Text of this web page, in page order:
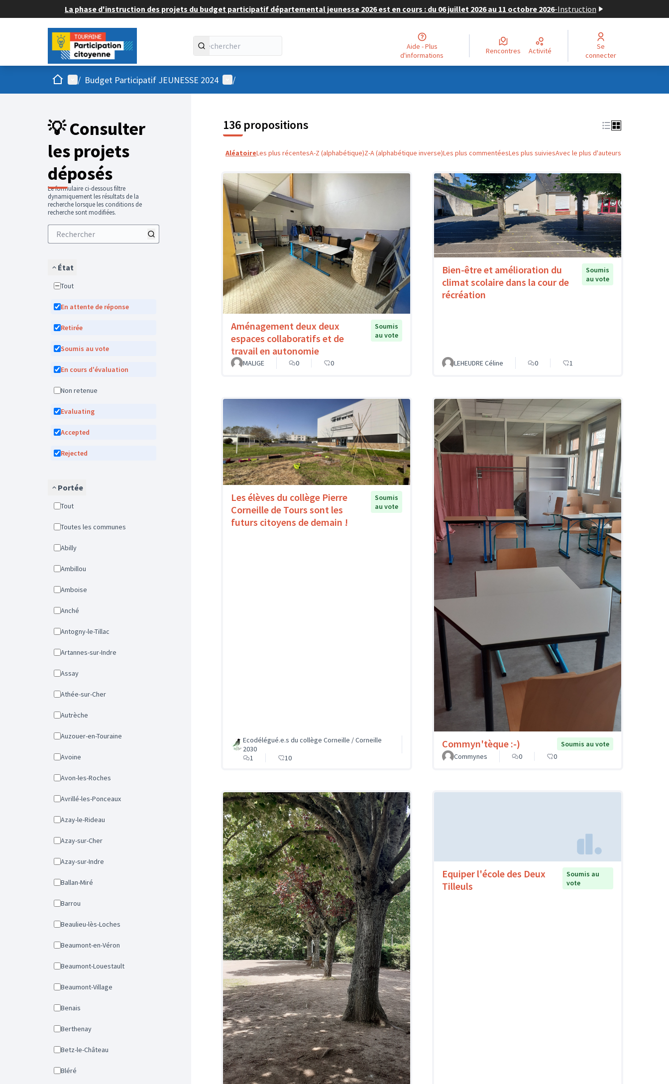
La phase d'instruction des projets du budget participatif départemental jeunesse 2026 est en cours : du 06 juillet 2026 au 11 octobre 2026-Instruction
Aide - Plus
d'informations
Rencontres Activité
Se
connecter
AccueilMenu principal
/ Budget Participatif JEUNESSE 2024 Menu utilisateur
/
💡 Consulter
les projets
déposés
Le formulaire ci-dessous filtre
dynamiquement les résultats de la
recherche lorsque les conditions de
recherche sont modifiées.
État
Tout
En attente de réponse
Retirée
Soumis au vote
En cours d'évaluation
Non retenue
Evaluating
Accepted
Rejected
Portée
Tout
Toutes les communes
Abilly
Ambillou
Amboise
Anché
Antogny-le-Tillac
Artannes-sur-Indre
Assay
Athée-sur-Cher
Autrèche
Auzouer-en-Touraine
Avoine
Avon-les-Roches
Avrillé-les-Ponceaux
Azay-le-Rideau
Azay-sur-Cher
Azay-sur-Indre
Ballan-Miré
Barrou
Beaulieu-lès-Loches
Beaumont-en-Véron
Beaumont-Louestault
Beaumont-Village
Benais
Berthenay
Betz-le-Château
Bléré
136 propositions
AléatoireLes plus récentesA-Z (alphabétique)Z-A (alphabétique inverse)Les plus commentéesLes plus suiviesAvec le plus d'auteurs
Aménagement deux deux
espaces collaboratifs et de
travail en autonomie
Soumis
au vote
MALIGE 0 0
Bien-être et amélioration du
climat scolaire dans la cour de
récréation
Soumis
au vote
LEHEUDRE Céline 0 1
Les élèves du collège Pierre
Corneille de Tours sont les
futurs citoyens de demain !
Soumis
au vote
Ecodélégué.e.s du collège Corneille / Corneille
2030
1
10
Commyn'tèque :-)
Soumis au vote
Commynes
0 0
Equiper l'école des Deux
Tilleuls
Soumis au
vote